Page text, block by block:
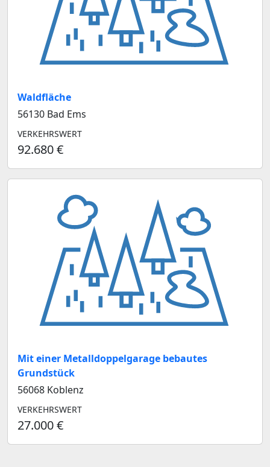
Waldfläche
56130 Bad Ems
VERKEHRSWERT
92.680 €
Mit einer Metalldoppelgarage bebautes
Grundstück
56068 Koblenz
VERKEHRSWERT
27.000 €